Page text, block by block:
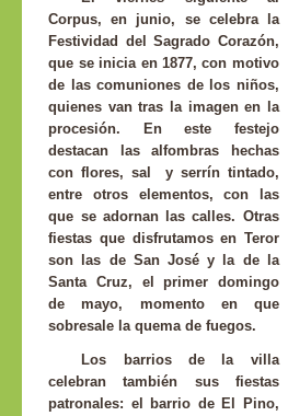
Corpus, en junio, se celebra la
Festividad del Sagrado Corazón,
que se inicia en 1877, con motivo
de las comuniones de los niños,
quienes van tras la imagen en la
procesión. En este festejo
destacan las alfombras hechas
con flores, sal y serrín tintado,
entre otros elementos, con las
que se adornan las calles. Otras
fiestas que disfrutamos en Teror
son las de San José y la de la
Santa Cruz, el primer domingo
de mayo, momento en que
sobresale la quema de fuegos.
Los barrios de la villa
celebran también sus fiestas
patronales: el barrio de El Pino,